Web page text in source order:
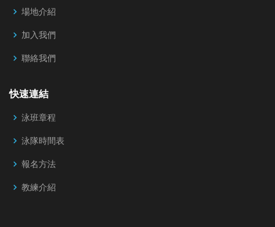
場地介紹
加入我們
聯絡我們
快速連結
泳班章程
泳隊時間表
報名方法
教練介紹